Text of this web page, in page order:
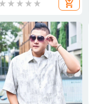
есенно-
add_shopping_cart